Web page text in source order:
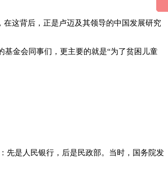
在这背后，正是卢迈及其领导的中国发展研究
基金会同事们，更主要的就是“为了贫困儿童
先是人民银行，后是民政部。当时，国务院发